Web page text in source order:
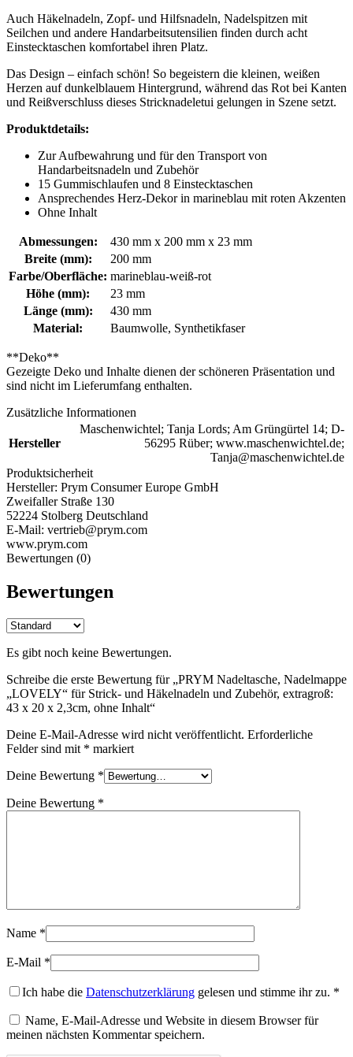
Auch Häkelnadeln, Zopf- und Hilfsnadeln, Nadelspitzen mit
Seilchen und andere Handarbeitsutensilien finden durch acht
Einstecktaschen komfortabel ihren Platz.
Das Design – einfach schön! So begeistern die kleinen, weißen
Herzen auf dunkelblauem Hintergrund, während das Rot bei Kanten
und Reißverschluss dieses Stricknadeletui gelungen in Szene setzt.
Produktdetails:
Zur Aufbewahrung und für den Transport von
Handarbeitsnadeln und Zubehör
15 Gummischlaufen und 8 Einstecktaschen
Ansprechendes Herz-Dekor in marineblau mit roten Akzenten
Ohne Inhalt
Abmessungen:
430 mm x 200 mm x 23 mm
Breite (mm):
200 mm
Farbe/Oberfläche: marineblau-weiß-rot
Höhe (mm):
23 mm
Länge (mm):
430 mm
Material:
Baumwolle, Synthetikfaser
**Deko**
Gezeigte Deko und Inhalte dienen der schöneren Präsentation und
sind nicht im Lieferumfang enthalten.
Zusätzliche Informationen
Hersteller
Maschenwichtel; Tanja Lords; Am Grüngürtel 14; D-
56295 Rüber; www.maschenwichtel.de;
Tanja@maschenwichtel.de
Produktsicherheit
Hersteller: Prym Consumer Europe GmbH
Zweifaller Straße 130
52224 Stolberg Deutschland
E-Mail: vertrieb@prym.com
www.prym.com
Bewertungen (0)
Bewertungen
Es gibt noch keine Bewertungen.
Schreibe die erste Bewertung für „PRYM Nadeltasche, Nadelmappe
„LOVELY“ für Strick- und Häkelnadeln und Zubehör, extragroß:
43 x 20 x 2,3cm, ohne Inhalt“
Deine E-Mail-Adresse wird nicht veröffentlicht. Erforderliche
Felder sind mit * markiert
Deine Bewertung *
Deine Bewertung *
Name *
E-Mail *
Ich habe die Datenschutzerklärung gelesen und stimme ihr zu. *
Name, E-Mail-Adresse und Website in diesem Browser für
meinen nächsten Kommentar speichern.